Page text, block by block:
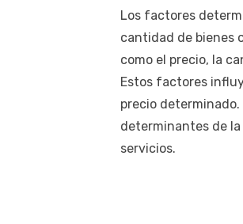
Los factores
cantidad de bienes
como el precio, la
Estos factores
precio
determinantes de
servicios.